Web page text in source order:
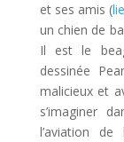
et ses amis (
un chien de
Il est le
dessinée
malicieux et
s’imaginer
l’aviation